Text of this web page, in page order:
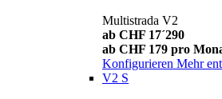
Multistrada V2
ab CHF 17´290
ab CHF 179 pro
Konfigurieren Mehr
V2 S